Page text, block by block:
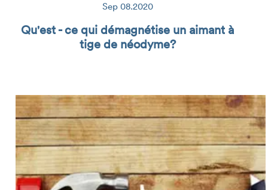
Sep 08.2020
Qu'est - ce qui démagnétise un aimant à
tige de néodyme?